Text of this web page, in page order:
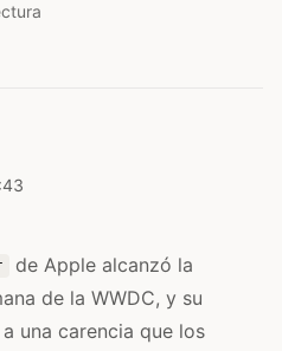
de Apple alcanzó la
de la WWDC, y su
una carencia que los